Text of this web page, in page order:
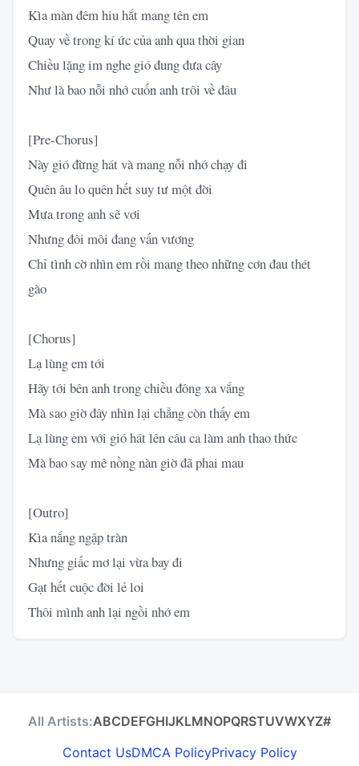
Kìa màn đêm hiu hắt mang tên em
Quay về trong kí ức của anh qua thời gian
Chiều lặng im nghe gió đung đưa cây
Như là bao nỗi nhớ cuốn anh trôi về đâu
[Pre-Chorus]
Này gió đừng hát và mang nỗi nhớ chạy đi
Quên âu lo quên hết suy tư một đời
Mưa trong anh sẽ vơi
Nhưng đôi môi đang vấn vương
Chỉ tình cờ nhìn em rồi mang theo những cơn đau thét
gào
[Chorus]
Lạ lùng em tới
Hãy tới bên anh trong chiều đông xa vắng
Mà sao giờ đây nhìn lại chẳng còn thấy em
Lạ lùng em với gió hát lên câu ca làm anh thao thức
Mà bao say mê nồng nàn giờ đã phai mau
[Outro]
Kìa nắng ngập tràn
Nhưng giấc mơ lại vừa bay đi
Gạt hết cuộc đời lẻ loi
Thôi mình anh lại ngồi nhớ em
All Artists:ABCDEFGHIJKLMNOPQRSTUVWXYZ#
Contact UsDMCA PolicyPrivacy Policy